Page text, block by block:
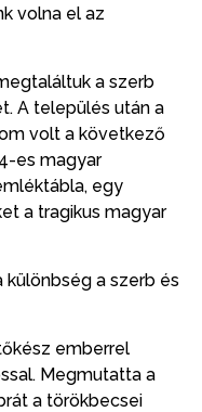
volna el az
a szerb
A település után a
volt a következő
es magyar
egy
a tragikus magyar
a szerb és
emberrel
Megmutatta a
a törökbecsei